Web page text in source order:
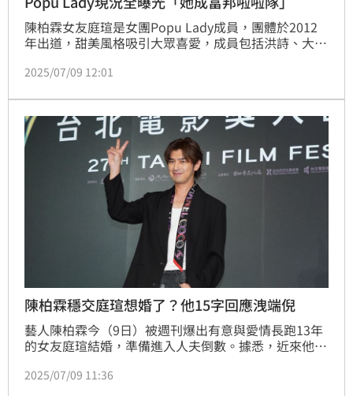
陳柏霖女友庭瑄是女團Popu Lady成員，團體於2012
年出道，甜美風格吸引大眾喜愛，成員包括洪詩、大
華研結束合作，因此解散。記者林汝珊
2025/07/09 12:01
陳柏霖穩交庭瑄想婚了？他15字回應洩端倪
藝人陳柏霖今（9日）被週刊爆出有意與愛情長跑13年
的女友庭瑄結婚，準備進入人夫倒數。據悉，近來他一
蘭的可能性極大，對此陳柏霖經紀人也回應此事。記者
2025/07/09 11:36